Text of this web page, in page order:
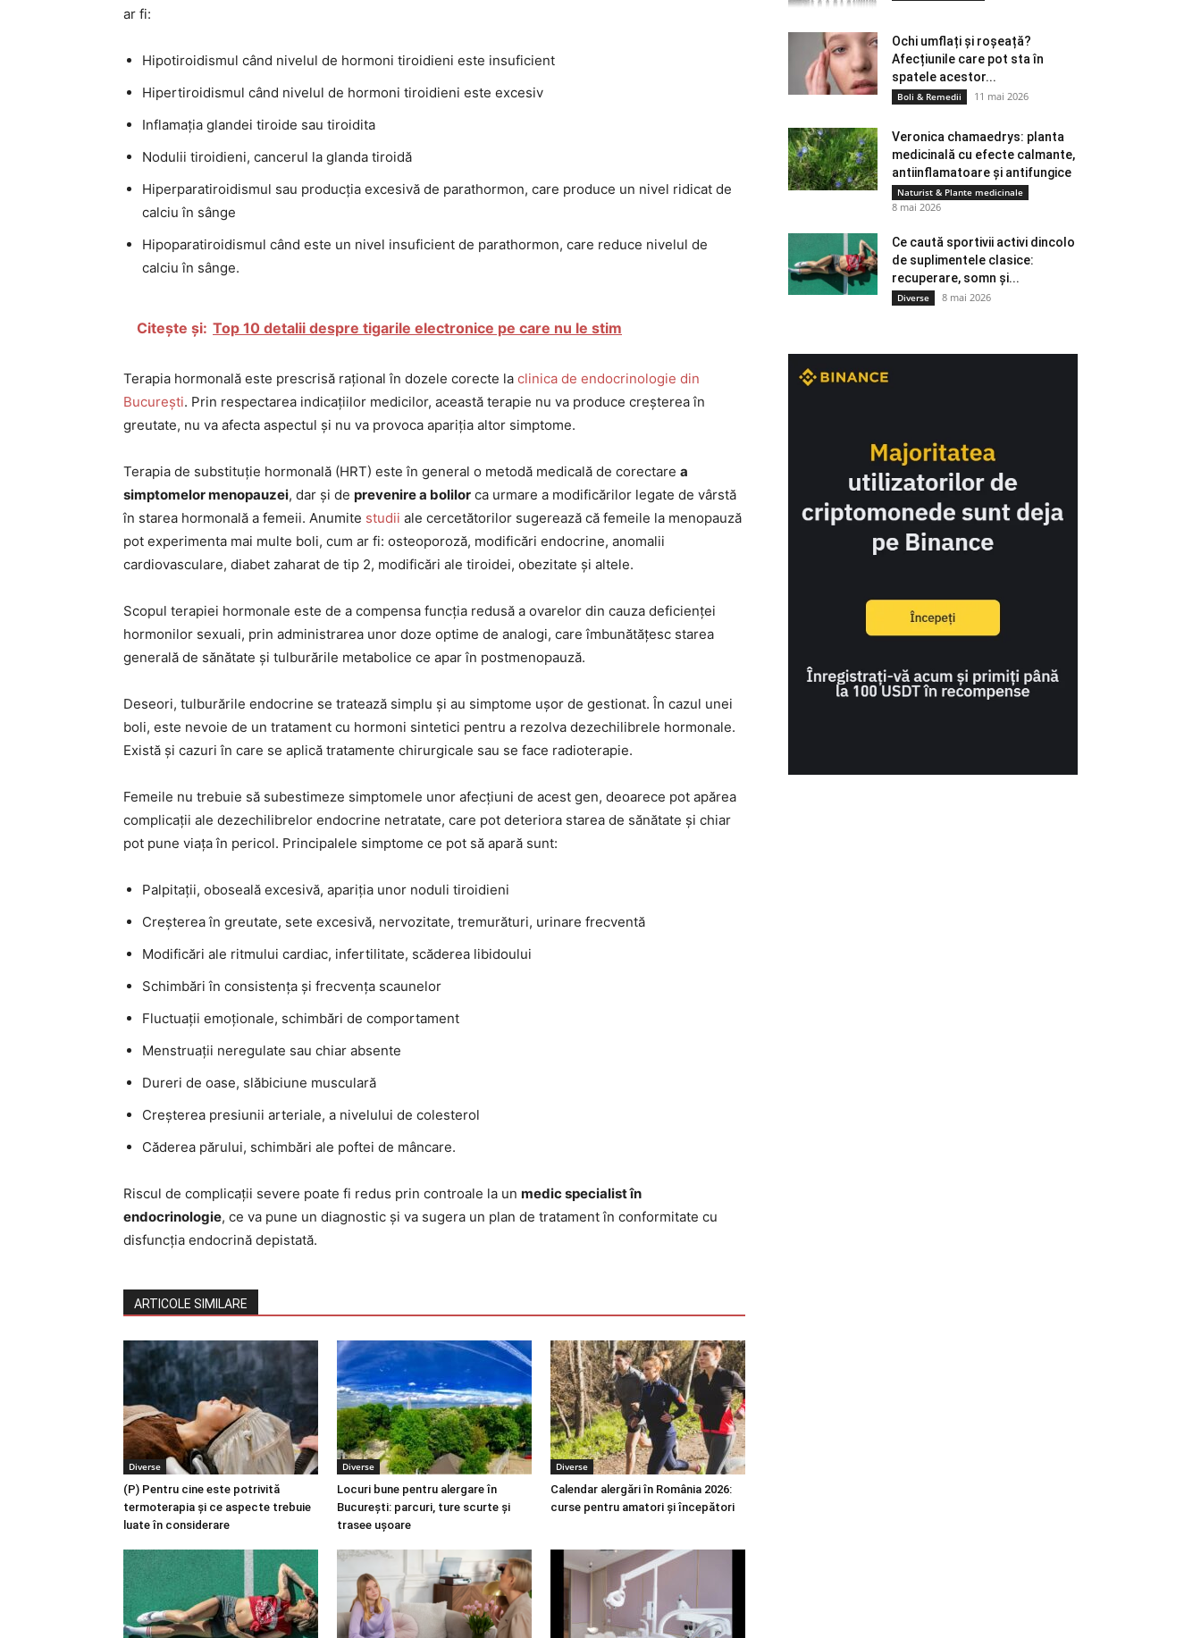
ar fi:
Hipotiroidismul când nivelul de hormoni tiroidieni este insuficient
Hipertiroidismul când nivelul de hormoni tiroidieni este excesiv
Inflamația glandei tiroide sau tiroidita
Nodulii tiroidieni, cancerul la glanda tiroidă
Hiperparatiroidismul sau producția excesivă de parathormon, care produce un nivel ridicat de
calciu în sânge
Hipoparatiroidismul când este un nivel insuficient de parathormon, care reduce nivelul de
calciu în sânge.
Citește și: Top 10 detalii despre tigarile electronice pe care nu le stim
Terapia hormonală este prescrisă rațional în dozele corecte la clinica de endocrinologie din
București. Prin respectarea indicațiilor medicilor, această terapie nu va produce creșterea în
greutate, nu va afecta aspectul și nu va provoca apariția altor simptome.
Terapia de substituție hormonală (HRT) este în general o metodă medicală de corectare a
simptomelor menopauzei, dar și de prevenire a bolilor ca urmare a modificărilor legate de vârstă
în starea hormonală a femeii. Anumite studii ale cercetătorilor sugerează că femeile la menopauză
pot experimenta mai multe boli, cum ar fi: osteoporoză, modificări endocrine, anomalii
cardiovasculare, diabet zaharat de tip 2, modificări ale tiroidei, obezitate și altele.
Scopul terapiei hormonale este de a compensa funcția redusă a ovarelor din cauza deficienței
hormonilor sexuali, prin administrarea unor doze optime de analogi, care îmbunătățesc starea
generală de sănătate și tulburările metabolice ce apar în postmenopauză.
Deseori, tulburările endocrine se tratează simplu și au simptome ușor de gestionat. În cazul unei
boli, este nevoie de un tratament cu hormoni sintetici pentru a rezolva dezechilibrele hormonale.
Există și cazuri în care se aplică tratamente chirurgicale sau se face radioterapie.
Femeile nu trebuie să subestimeze simptomele unor afecțiuni de acest gen, deoarece pot apărea
complicații ale dezechilibrelor endocrine netratate, care pot deteriora starea de sănătate și chiar
pot pune viața în pericol. Principalele simptome ce pot să apară sunt:
Palpitații, oboseală excesivă, apariția unor noduli tiroidieni
Creșterea în greutate, sete excesivă, nervozitate, tremurături, urinare frecventă
Modificări ale ritmului cardiac, infertilitate, scăderea libidoului
Schimbări în consistența și frecvența scaunelor
Fluctuații emoționale, schimbări de comportament
Menstruații neregulate sau chiar absente
Dureri de oase, slăbiciune musculară
Creșterea presiunii arteriale, a nivelului de colesterol
Căderea părului, schimbări ale poftei de mâncare.
Riscul de complicații severe poate fi redus prin controale la un medic specialist în
endocrinologie, ce va pune un diagnostic și va sugera un plan de tratament în conformitate cu
disfuncția endocrină depistată.
ARTICOLE SIMILARE
Diverse
(P) Pentru cine este potrivită
termoterapia și ce aspecte trebuie
luate în considerare
Diverse
Locuri bune pentru alergare în
București: parcuri, ture scurte și
trasee ușoare
Diverse
Calendar alergări în România 2026:
curse pentru amatori și începători
Ochi umflați și roșeață?
Afecțiunile care pot sta în
spatele acestor...
Boli & Remedii 11 mai 2026
Veronica chamaedrys: planta
medicinală cu efecte calmante,
antiinflamatoare și antifungice
Naturist & Plante medicinale
8 mai 2026
Ce caută sportivii activi dincolo
de suplimentele clasice:
recuperare, somn și...
Diverse 8 mai 2026